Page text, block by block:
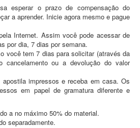
esperar o prazo de compensação do
a aprender. Inicie agora mesmo e pague
Internet. Assim você pode acessar de
por dia, 7 dias por semana.
você tem 7 dias para solicitar (através da
cancelamento ou a devolução do valor
apostila impressos e receba em casa. Os
em papel de gramatura diferente e
a no máximo 50% do material.
separadamente.